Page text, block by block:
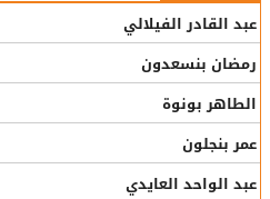
عبد القادر الفيلالي
رمضان بنسعدون
الطاهر بونوة
عمر بنجلون
عبد الواحد العايدي